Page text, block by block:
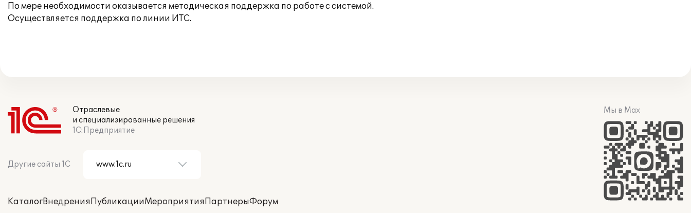
По мере необходимости оказывается методическая поддержка по работе с системой.
Осуществляется поддержка по линии ИТС.
Отраслевые
и специализированные решения
1С:Предприятие
Другие сайты 1С
КаталогВнедренияПубликацииМероприятияПартнерыФорум
Мы в Max